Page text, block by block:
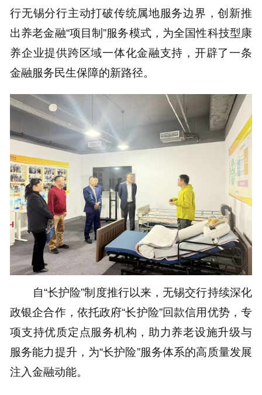
行无锡分行主动打破传统属地服务边界，创新推
出养老金融“项目制”服务模式，为全国性科技型康
养企业提供跨区域一体化金融支持，开辟了一条
金融服务民生保障的新路径。
自“长护险”制度推行以来，无锡交行持续深化
政银企合作，依托政府“长护险”回款信用优势，专
项支持优质定点服务机构，助力养老设施升级与
服务能力提升，为“长护险”服务体系的高质量发展
注入金融动能。